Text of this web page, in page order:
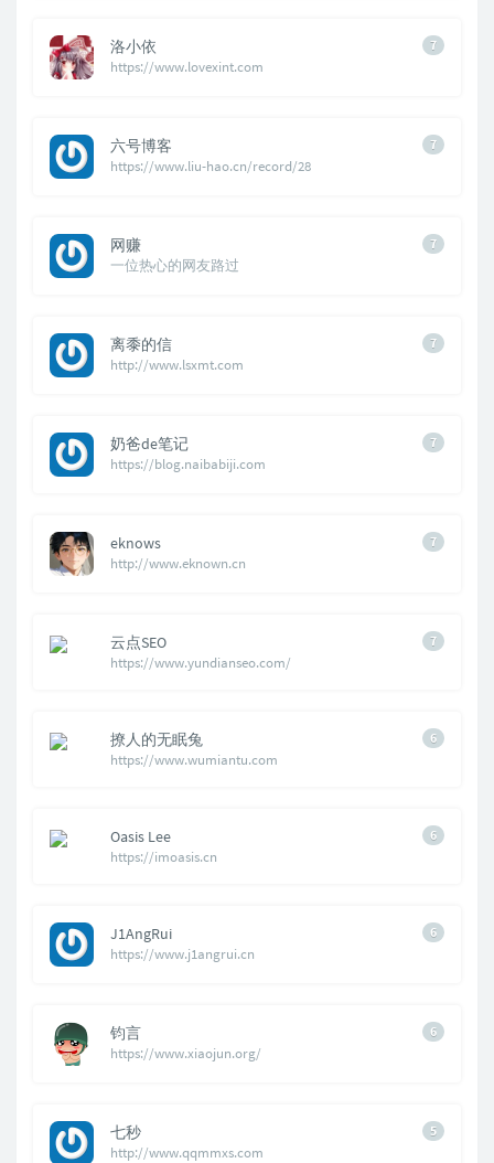
7
洛小依
https://www.lovexint.com
7
六号博客
https://www.liu-hao.cn/record/28
7
网赚
一位热心的网友路过
7
离黍的信
http://www.lsxmt.com
7
奶爸de笔记
https://blog.naibabiji.com
7
eknows
http://www.eknown.cn
7
云点SEO
https://www.yundianseo.com/
6
撩人的无眠兔
https://www.wumiantu.com
6
Oasis Lee
https://imoasis.cn
6
J1AngRui
https://www.j1angrui.cn
6
钧言
https://www.xiaojun.org/
5
七秒
http://www.qqmmxs.com